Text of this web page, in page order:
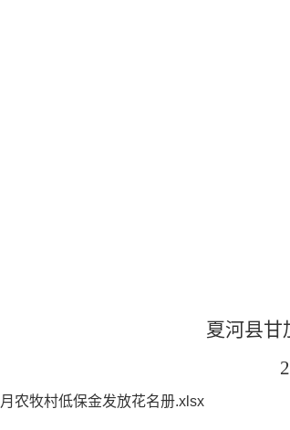
夏河县甘
农牧村低保金发放花名册.xlsx